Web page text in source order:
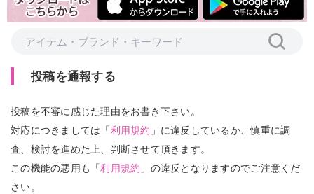
投稿を通報する
投稿を不審に感じた理由をお書き下さい。
対応につきましては「利用規約 」に違反しているか、慎重に調
査、検討を進めた上、判断させて頂きます。
この機能の悪用も「利用規約 」の違反となりますのでご注意くだ
さい。